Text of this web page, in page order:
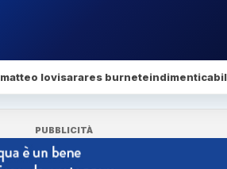
matteo lovisarares burnete
PUBBLICITÀ